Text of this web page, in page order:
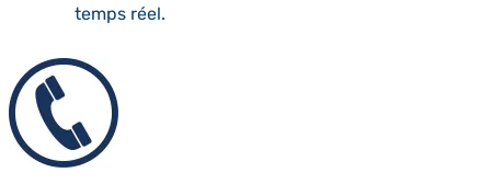
temps réel.